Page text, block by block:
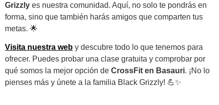
Grizzly es nuestra comunidad. Aquí, no solo te pondrás en
forma, sino que también harás amigos que comparten tus
metas. 🌟
Visita nuestra web y descubre todo lo que tenemos para
ofrecer. Puedes probar una clase gratuita y comprobar por
qué somos la mejor opción de CrossFit en Basauri. ¡No lo
pienses más y únete a la familia Black Grizzly! 💪✨